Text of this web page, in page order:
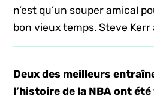
n’est qu’un souper amical
bon vieux temps. Steve Kerr
Deux des meilleurs
l’histoire de la NBA ont